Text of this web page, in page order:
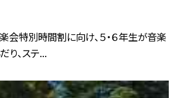
会特別時間割に向け、５・６年生が音楽
り、ステ...